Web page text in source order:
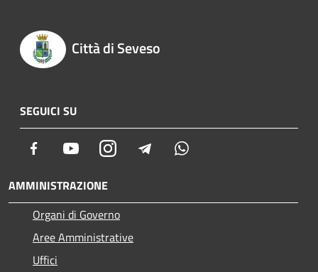
Città di Seveso
SEGUICI SU
Facebook YoutubeInstagram Telegram
AMMINISTRAZIONE
Organi di Governo
Aree Amministrative
Uffici